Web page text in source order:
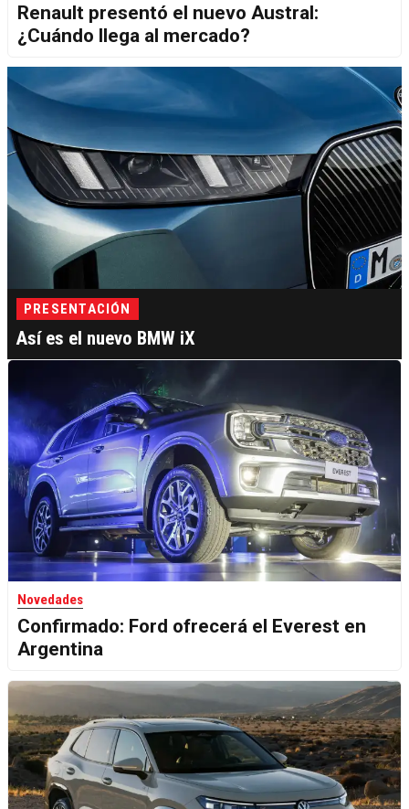
Renault presentó el nuevo Austral:
¿Cuándo llega al mercado?
PRESENTACIÓN
Así es el nuevo BMW iX
Novedades
Confirmado: Ford ofrecerá el Everest en
Argentina